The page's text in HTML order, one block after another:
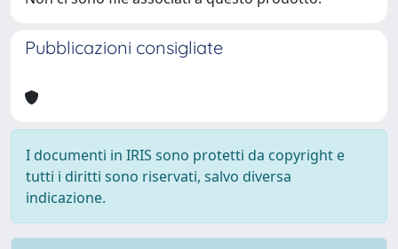
Pubblicazioni consigliate
I documenti in IRIS sono protetti da copyright e
tutti i diritti sono riservati, salvo diversa
indicazione.